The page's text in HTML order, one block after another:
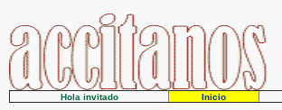
Hola invitado Inicio